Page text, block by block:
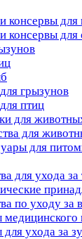
консервы для
консервы для
грызунов
птиц
для
для
для
для ухода
по уходу за
медицинского
для ухода за